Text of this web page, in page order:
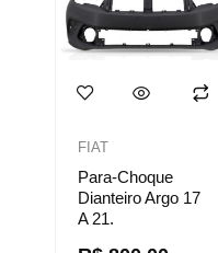
FIAT
Para-Choque
Dianteiro Argo 17
A 21.